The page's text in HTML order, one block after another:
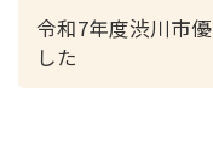
令和7年度渋川市
した